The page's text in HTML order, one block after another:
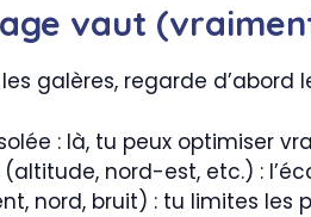
vaut
galères, regarde
: là, tu peux optimiser
(altitude, nord-est, etc.) :
nord, bruit) : tu limites les